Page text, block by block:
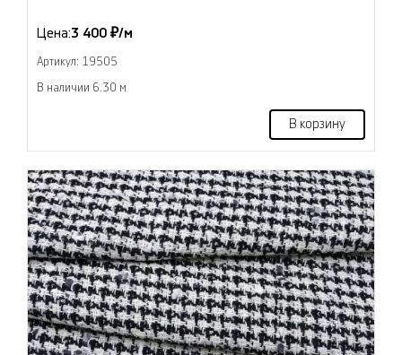
Цена:3 400 ₽/м
Артикул: 19505
В наличии 6.30 м
В корзину